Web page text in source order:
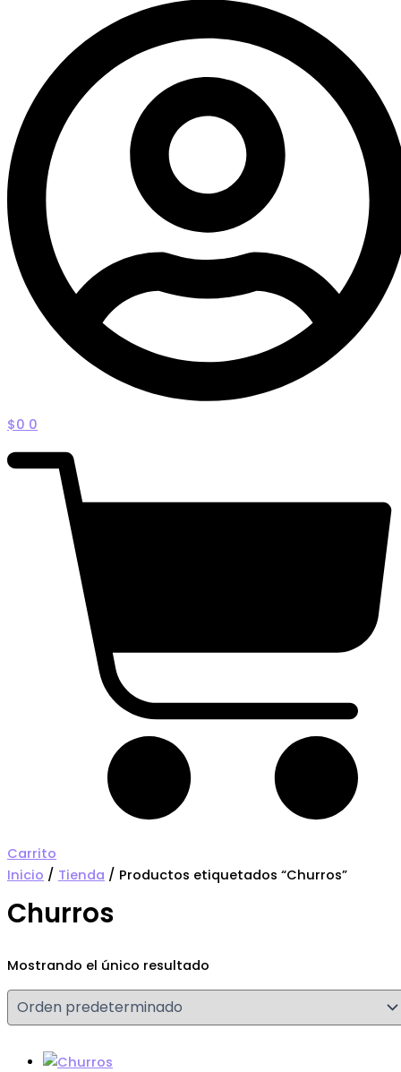
$0 0
Carrito
Inicio / Tienda / Productos etiquetados “Churros”
Churros
Mostrando el único resultado